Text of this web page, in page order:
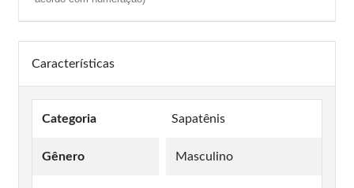
Características
Categoria Sapatênis
Gênero Masculino